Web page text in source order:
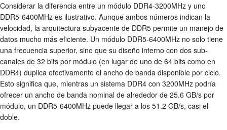
Considerar la diferencia entre un módulo DDR4-3200MHz y uno
DDR5-6400MHz es ilustrativo. Aunque ambos números indican la
velocidad, la arquitectura subyacente de DDR5 permite un manejo de
datos mucho más eficiente. Un módulo DDR5-6400MHz no solo tiene
una frecuencia superior, sino que su diseño interno con dos sub-
canales de 32 bits por módulo (en lugar de uno de 64 bits como en
DDR4) duplica efectivamente el ancho de banda disponible por ciclo.
Esto significa que, mientras un sistema DDR4 con 3200MHz podría
ofrecer un ancho de banda nominal de alrededor de 25.6 GB/s por
módulo, un DDR5-6400MHz puede llegar a los 51.2 GB/s, casi el
doble.